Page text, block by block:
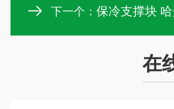
下一个：保冷支撑块
在